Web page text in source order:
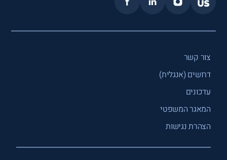
צור קשר
דרושים (אנגלית)
עדכונים
המאגר המשפטי
הצהרת נגישות